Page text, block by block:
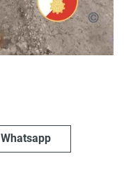
Whatsapp